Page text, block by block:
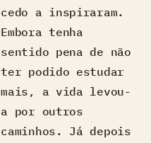
cedo a inspiraram.
Embora tenha
sentido pena de não
ter podido estudar
mais, a vida levou-
a por outros
caminhos. Já depois